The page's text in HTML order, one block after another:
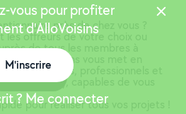
près de chez vous ?
les offreurs de votre choix ou
de tous les membres à
AlloVoisins vous met en
professionnels et
du-Rouvray, capables de vous
pour réaliser tous vos projets !
vous pour profiter
d'AlloVoisins
M'inscrire
? Me connecter